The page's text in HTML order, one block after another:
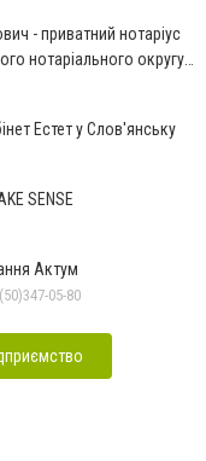
- приватний нотаріус
нотаріального округу
Естет у Слов'янську
SENSE
Актум
05-80